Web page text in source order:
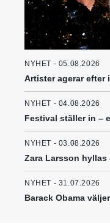
NYHET - 05.08.2026
Artister agerar
NYHET - 04.08.2026
Festival ställer in –
NYHET - 03.08.2026
Zara Larsson
NYHET - 31.07.2026
Barack Obama